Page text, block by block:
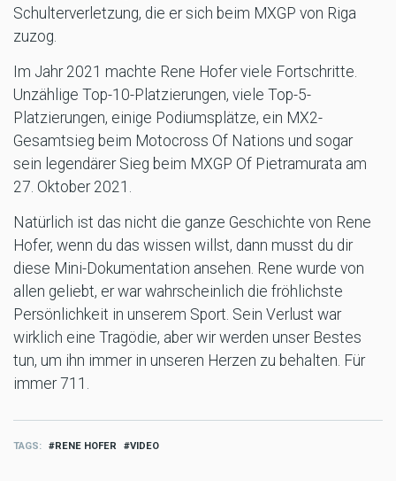
Schulterverletzung, die er sich beim MXGP von Riga
zuzog.
Im Jahr 2021 machte Rene Hofer viele Fortschritte.
Unzählige Top-10-Platzierungen, viele Top-5-
Platzierungen, einige Podiumsplätze, ein MX2-
Gesamtsieg beim Motocross Of Nations und sogar
sein legendärer Sieg beim MXGP Of Pietramurata am
27. Oktober 2021.
Natürlich ist das nicht die ganze Geschichte von Rene
Hofer, wenn du das wissen willst, dann musst du dir
diese Mini-Dokumentation ansehen. Rene wurde von
allen geliebt, er war wahrscheinlich die fröhlichste
Persönlichkeit in unserem Sport. Sein Verlust war
wirklich eine Tragödie, aber wir werden unser Bestes
tun, um ihn immer in unseren Herzen zu behalten. Für
immer 711.
TAGS RENE HOFER VIDEO